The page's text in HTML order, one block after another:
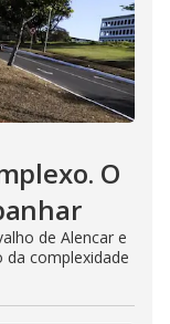
O
de Alencar e
da complexidade